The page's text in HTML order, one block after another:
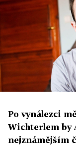
Po vynálezci
Wichterlem by
nejznámějším